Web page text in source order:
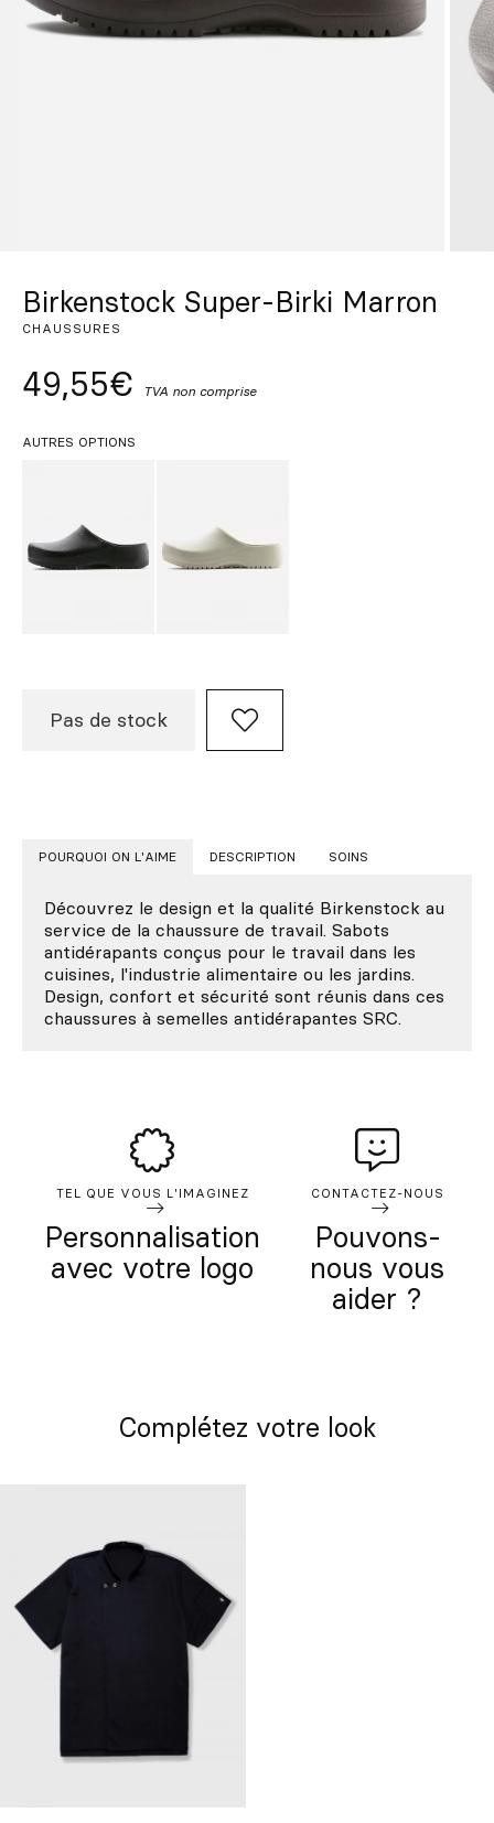
Birkenstock Super-Birki Marron
CHAUSSURES
49,55€ TVA non comprise
AUTRES OPTIONS
Pas de stock
POURQUOI ON L'AIME DESCRIPTION SOINS
Découvrez le design et la qualité Birkenstock au
service de la chaussure de travail. Sabots
antidérapants conçus pour le travail dans les
cuisines, l'industrie alimentaire ou les jardins.
Design, confort et sécurité sont réunis dans ces
chaussures à semelles antidérapantes SRC.
TEL QUE VOUS L'IMAGINEZ
Personnalisation
avec votre logo
CONTACTEZ-NOUS
Pouvons-
nous vous
aider ?
Complétez votre look